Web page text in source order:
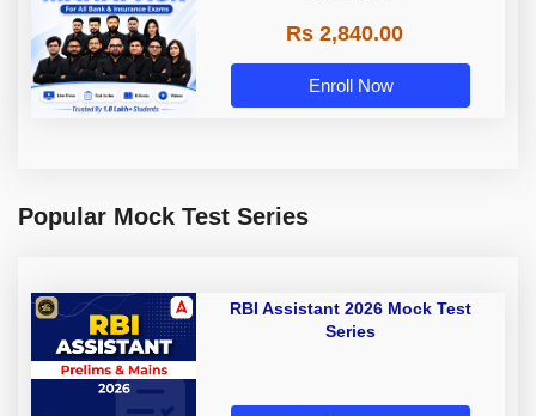
Rs 2,840.00
Enroll Now
Popular Mock Test Series
RBI Assistant 2026 Mock Test
Series